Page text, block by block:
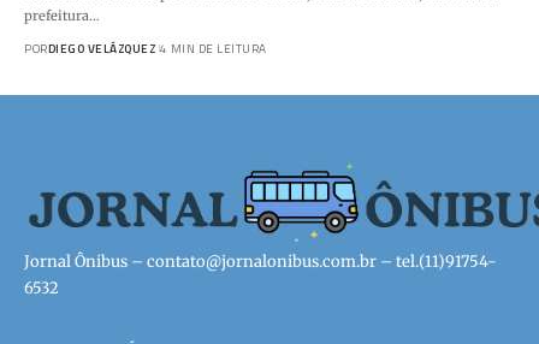
prefeitura…
PORDIEGO VELÁZQUEZ 4 MIN DE LEITURA
Jornal Ônibus – contato@jornalonibus.com.br – tel.(11)91754-
6532